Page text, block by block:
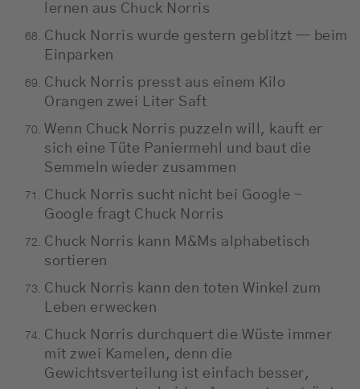
lernen aus Chuck Norris
Chuck Norris wurde gestern geblitzt — beim
Einparken
Chuck Norris presst aus einem Kilo
Orangen zwei Liter Saft
Wenn Chuck Norris puzzeln will, kauft er
sich eine Tüte Paniermehl und baut die
Semmeln wieder zusammen
Chuck Norris sucht nicht bei Google -
Google fragt Chuck Norris
Chuck Norris kann M&Ms alphabetisch
sortieren
Chuck Norris kann den toten Winkel zum
Leben erwecken
Chuck Norris durchquert die Wüste immer
mit zwei Kamelen, denn die
Gewichtsverteilung ist einfach besser,